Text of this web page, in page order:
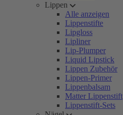
Lippen
Alle anzeigen
Lippenstifte
Lipgloss
Lipliner
Lip-Plumper
Liquid Lipstick
Lippen Zubehör
Lippen-Primer
Lippenbalsam
Matter Lippenstift
Lippenstift-Sets